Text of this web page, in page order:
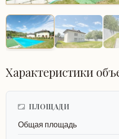
Характеристики
ПЛОЩАДИ
Общая площадь